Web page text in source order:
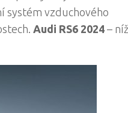
systém vzduchového
Audi RS6 2024 –